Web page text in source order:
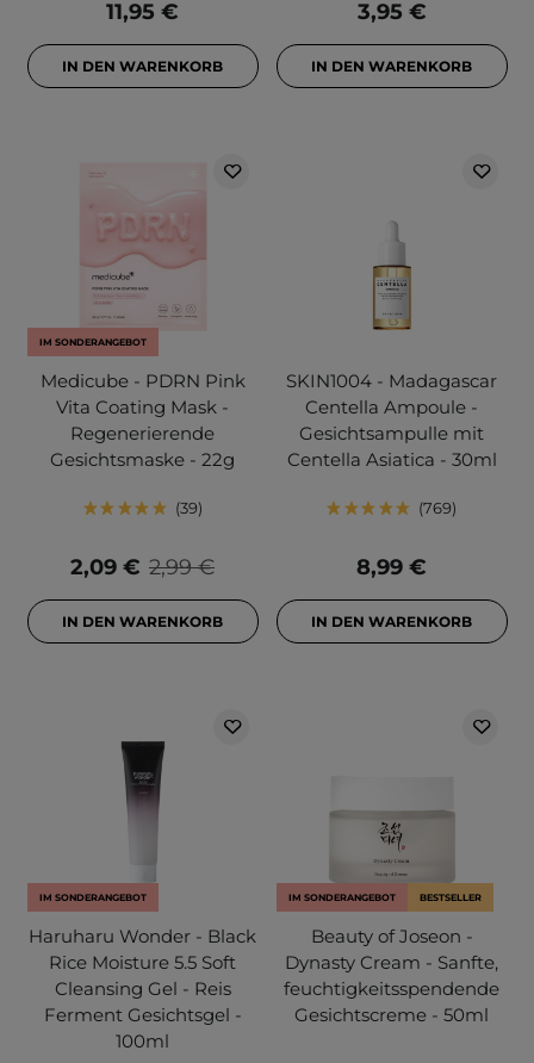
11,95 €
IN DEN WARENKORB
3,95 €
IN DEN WARENKORB
IM SONDERANGEBOT
Medicube - PDRN Pink
Vita Coating Mask -
Regenerierende
Gesichtsmaske - 22g
39
2,99 €
2,09 €
IN DEN WARENKORB
SKIN1004 - Madagascar
Centella Ampoule -
Gesichtsampulle mit
Centella Asiatica - 30ml
769
8,99 €
IN DEN WARENKORB
IM SONDERANGEBOT
Haruharu Wonder - Black
Rice Moisture 5.5 Soft
Cleansing Gel - Reis
Ferment Gesichtsgel -
100ml
IM SONDERANGEBOT BESTSELLER
Beauty of Joseon -
Dynasty Cream - Sanfte,
feuchtigkeitsspendende
Gesichtscreme - 50ml